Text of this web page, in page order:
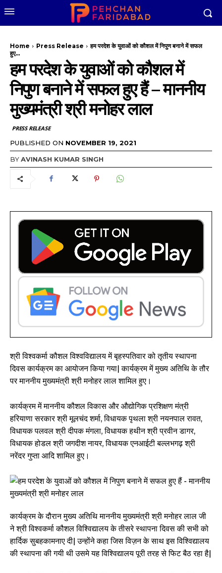
Home Press Release
हम परदेश के युवाओं को कौशल में निपुण बनाने में सफल
हुए...
हम परदेश के युवाओं को कौशल में
निपुण बनाने में सफल हुए हैं – माननीय
मुख्यमंत्री श्री मनोहर लाल
PRESS RELEASE
PUBLISHED ON NOVEMBER 19, 2021
BYAVINASH KUMAR SINGH
श्री विश्वकर्मा कौशल विश्वविद्यालय में बृहस्पतिवार को तृतीय स्थापना
दिवस कार्यक्रम का आयोजन किया गया| कार्यक्रम में मुख्य अतिथि के तौर
पर माननीय मुख्यमंत्री श्री मनोहर लाल शामिल हुए।
कार्यक्रम में माननीय कौशल विकास और औद्योगिक प्रशिक्षण मंत्री
हरियाणा सरकार श्री मूलचंद शर्मा, विधायक पृथला श्री नयनपाल रावत,
विधायक पलवल श्री दीपक मंगला, विधायक हथीन श्री प्रवीन डागर,
विधायक होडल श्री जगदीश नायर, विधायक एनआईटी बल्लभगढ़ श्री
नरेंदर गुप्ता आदि शामिल हुए।
कार्यक्रम के दौरान मुख्य अतिथि माननीय मुख्यमंत्री श्री मनोहर लाल जी
ने श्री विश्वकर्मा कौशल विश्विद्यालय के तीसरे स्थापना दिवस की सभी को
हार्दिक सुबहकामनाए दी| उन्होंने कहा जिस विज़न के साथ इस विश्विद्यालय
की स्थापना की गयी थी उसमे यह विश्विद्यालय पूरी तरह से फिट बैठ रहा है|